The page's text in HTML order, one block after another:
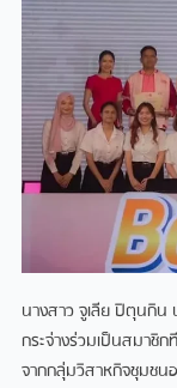
นางสาว จูเลีย ปิตุนกิน
กระจ่างร่วมเป็นสมาชิ
จากกลุ่มวิสาหกิจชุมชน